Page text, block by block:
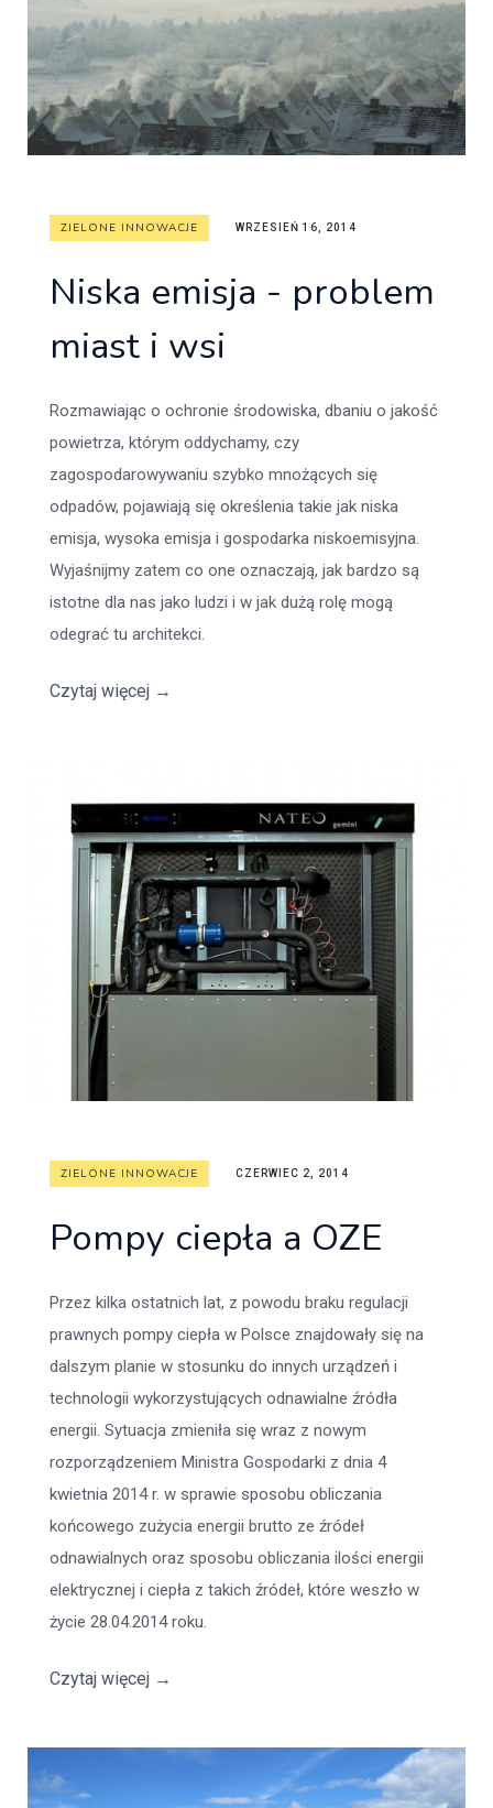
ZIELONE INNOWACJE WRZESIEŃ 16, 2014
Niska emisja - problem
miast i wsi
Rozmawiając o ochronie środowiska, dbaniu o jakość
powietrza, którym oddychamy, czy
zagospodarowywaniu szybko mnożących się
odpadów, pojawiają się określenia takie jak niska
emisja, wysoka emisja i gospodarka niskoemisyjna.
Wyjaśnijmy zatem co one oznaczają, jak bardzo są
istotne dla nas jako ludzi i w jak dużą rolę mogą
odegrać tu architekci.
Czytaj więcej →
ZIELONE INNOWACJE CZERWIEC 2, 2014
Pompy ciepła a OZE
Przez kilka ostatnich lat, z powodu braku regulacji
prawnych pompy ciepła w Polsce znajdowały się na
dalszym planie w stosunku do innych urządzeń i
technologii wykorzystujących odnawialne źródła
energii. Sytuacja zmieniła się wraz z nowym
rozporządzeniem Ministra Gospodarki z dnia 4
kwietnia 2014 r. w sprawie sposobu obliczania
końcowego zużycia energii brutto ze źródeł
odnawialnych oraz sposobu obliczania ilości energii
elektrycznej i ciepła z takich źródeł, które weszło w
życie 28.04.2014 roku.
Czytaj więcej →